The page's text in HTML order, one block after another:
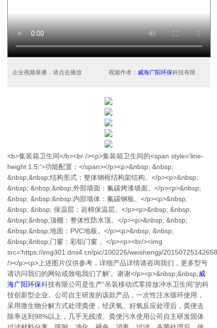
企业视频展播，请点击播放 视频作者： 威海广阳环保科技有限公司
<b>集装箱卫生间</b><br /><p>集装箱卫生间的<span style='line-
height:1.5;'>功能配置：</span></p><p>&nbsp; &nbsp;
&nbsp;&nbsp;结构形式：整体钢框结构架结构。</p><p>&nbsp;
&nbsp; &nbsp;&nbsp;外部墙面：氟碳烤漆墙面。</p><p>&nbsp;
&nbsp; &nbsp;&nbsp;内部墙体：氟碳钢板。</p><p>&nbsp;
&nbsp; &nbsp; 保温层：岩棉保温层。</p><p>&nbsp; &nbsp;
&nbsp;&nbsp;顶棚：整体性防水顶。</p><p>&nbsp; &nbsp;
&nbsp;&nbsp;地面：PVC地板。</p><p>&nbsp; &nbsp;
&nbsp;&nbsp;门窗：彩铝门窗 。</p><p><br/><img
src='https://img301.dns4.cn/pic/100226/weishengji/
/></p><p>上述图片仅供参考，详细产品详情请咨询我们，更多型号
请访问我们的网站或致电我们了解'。谢谢</p><p>&nbsp;&nbsp;威
海广阳环保科技有限公司是生产“吊装移动式零排放冲水卫生间”的科
技创新型企业。公司自主研发的该款产品，一次性注水循环使用，
采用微生物分解方式处理粪便，经厌氧、好氧反应处理后，粪便去
除率达到98%以上，几乎无残渣。粪便污水使用公司自主研发固体